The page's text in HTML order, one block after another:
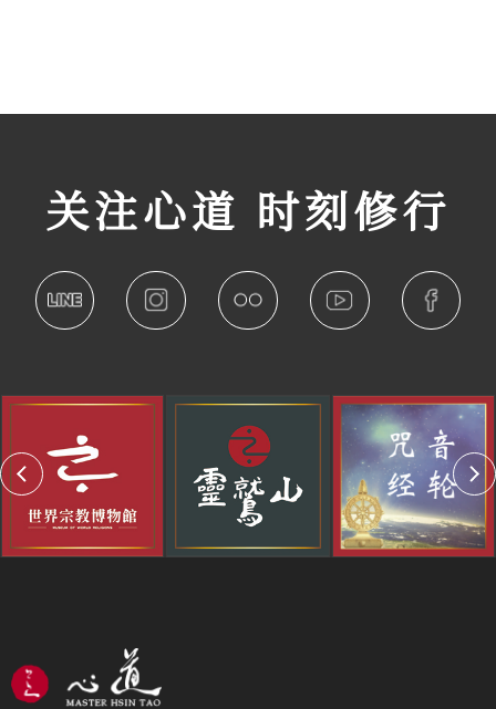
关注心道 时刻修行